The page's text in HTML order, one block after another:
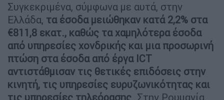
Συγκεκριμένα, σύμφωνα με αυτά, στην
Ελλάδα, τα έσοδα μειώθηκαν κατά 2,2% στα
€811,8 εκατ., καθώς τα χαμηλότερα έσοδα
από υπηρεσίες χονδρικής και μια προσωρινή
πτώση στα έσοδα από έργα ICT
αντιστάθμισαν τις θετικές επιδόσεις στην
κινητή, τις υπηρεσίες ευρυζωνικότητας και
τις υπηρεσίες τηλεόρασης. Στην Ρουμανία,